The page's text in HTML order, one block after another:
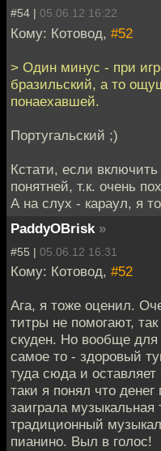
#54 | 05.06.12 16:22
Кому: Котовод, #52
> Один минус - при
бразильский, а то
понаехавшей.
Португальский ;)
Кстати, если
понятней, т.к. очень
А на слух - караул, я
PaddyOBrisk »
#55 | 05.06.12 16:31
Кому: Котовод, #52
Ага, я тоже оценил.
титры не помогают,
скуден. Но вообще для
самое то - здоровый
туда сюда и
таки я понял что денег
заиграла
традиционный
пианино. Выл в голос!